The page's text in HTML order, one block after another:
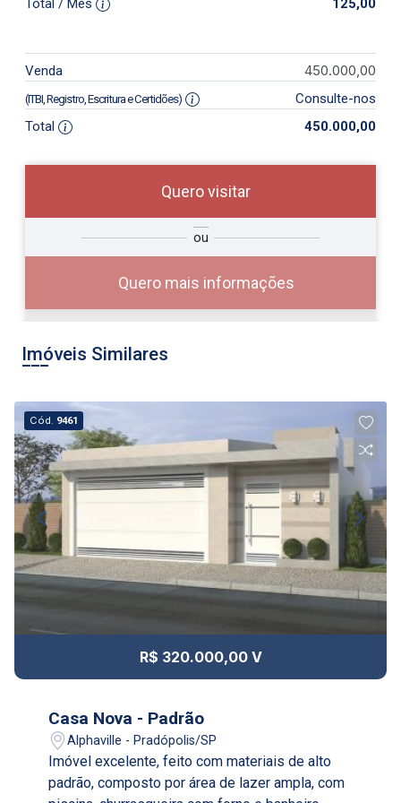
Total / Mês 125,00
Venda 450.000,00
(ITBI, Registro, Escritura e Certidões)
Consulte-nos
Total
450.000,00
Quero visitar
ou
Quero mais informações
Qual o melhor dia e horário para
você?
10
Aug/Mon
11
Aug/Tue
12
Aug/Wed
13
Aug/Thu
Aug/Fri
08:00
09:00
10:00
11:00
12:00
Continuar
Imóveis Similares
Cód. 9461
R$ 320.000,00 V
Casa Nova - Padrão
Alphaville - Pradópolis/SP
Imóvel excelente, feito com materiais de alto
padrão, composto por área de lazer ampla, com